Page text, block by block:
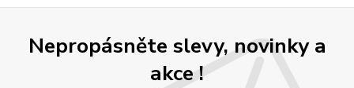
Nepropásněte slevy, novinky a
akce !